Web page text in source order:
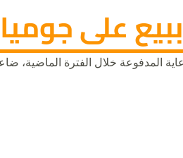
على جوميا من 4 سنين فئ
المدفوعة خلال الفترة الماضية،